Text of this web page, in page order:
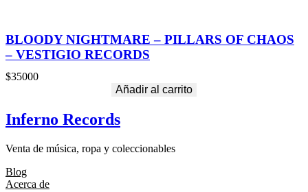
BLOODY NIGHTMARE – PILLARS OF CHAOS
– VESTIGIO RECORDS
$35000
Añadir al carrito
Inferno Records
Venta de música, ropa y coleccionables
Blog
Acerca de